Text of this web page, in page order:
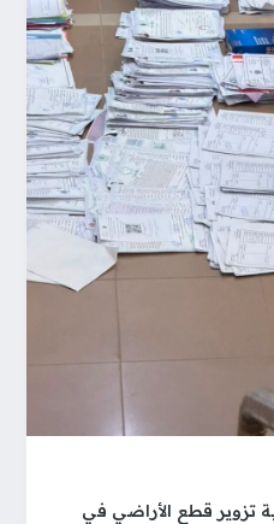
بقضية تزوير قطع الأراضي في